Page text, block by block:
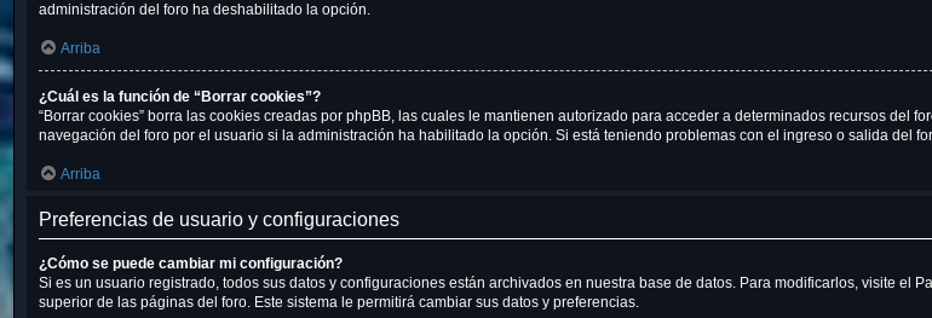
administración del foro ha deshabilitado la opción.
Arriba
¿Cuál es la función de “Borrar cookies”?
“Borrar cookies” borra las cookies creadas por phpBB, las cuales le mantienen autorizado para acceder a determinados recursos del
navegación del foro por el usuario si la administración ha habilitado la opción. Si está teniendo problemas con el ingreso o salida del
Arriba
Preferencias de usuario y configuraciones
¿Cómo se puede cambiar mi configuración?
Si es un usuario registrado, todos sus datos y configuraciones están archivados en nuestra base de datos. Para modificarlos, visite el
superior de las páginas del foro. Este sistema le permitirá cambiar sus datos y preferencias.